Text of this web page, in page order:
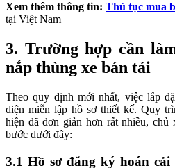
Xem thêm thông tin: Thủ tục mua
tại Việt Nam
3. Trường hợp cần
nắp thùng xe bán tải
Theo quy định mới nhất, việc lắp
diện miễn lập hồ sơ thiết kế. Quy
hiện đã đơn giản hơn rất nhiều,
bước dưới đây:
3.1 Hồ sơ đăng ký hoán